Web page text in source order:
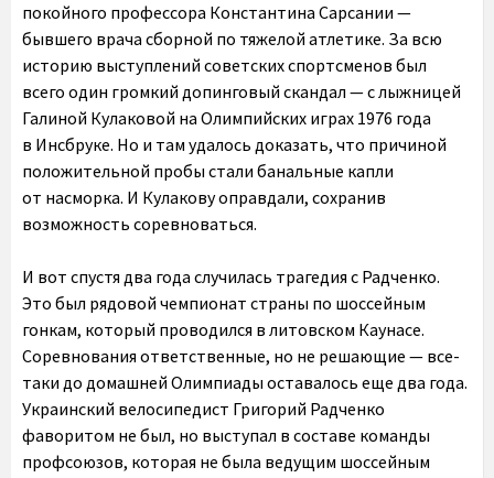
покойного профессора Константина Сарсании —
бывшего врача сборной по тяжелой атлетике. За всю
историю выступлений советских спортсменов был
всего один громкий допинговый скандал — с лыжницей
Галиной Кулаковой на Олимпийских играх 1976 года
в Инсбруке. Но и там удалось доказать, что причиной
положительной пробы стали банальные капли
от насморка. И Кулакову оправдали, сохранив
возможность соревноваться.
И вот спустя два года случилась трагедия с Радченко.
Это был рядовой чемпионат страны по шоссейным
гонкам, который проводился в литовском Каунасе.
Соревнования ответственные, но не решающие — все-
таки до домашней Олимпиады оставалось еще два года.
Украинский велосипедист Григорий Радченко
фаворитом не был, но выступал в составе команды
профсоюзов, которая не была ведущим шоссейным